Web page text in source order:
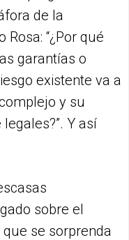
de la
“¿Por qué
garantías o
existente va a
y su
Y así
sobre el
se sorprenda